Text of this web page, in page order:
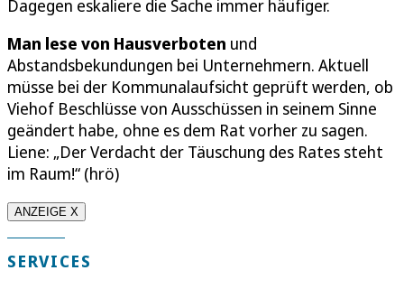
Dagegen eskaliere die Sache immer häufiger.
Man lese von Hausverboten und
Abstandsbekundungen bei Unternehmern. Aktuell
müsse bei der Kommunalaufsicht geprüft werden, ob
Viehof Beschlüsse von Ausschüssen in seinem Sinne
geändert habe, ohne es dem Rat vorher zu sagen.
Liene: „Der Verdacht der Täuschung des Rates steht
im Raum!“ (hrö)
ANZEIGE X
SERVICES